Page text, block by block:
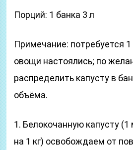
Порций: 1 банка 3 л
Примечание: потребуется
овощи настоялись; по
распределить капусту в
объёма.
1. Белокочанную капусту (1
на 1 кг) освобождаем от